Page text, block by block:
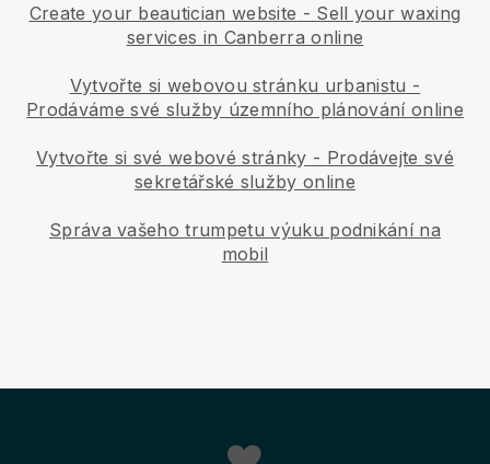
Create your beautician website - Sell your waxing
services in Canberra online
Vytvořte si webovou stránku urbanistu -
Prodáváme své služby územního plánování online
Vytvořte si své webové stránky - Prodávejte své
sekretářské služby online
Správa vašeho trumpetu výuku podnikání na
mobil